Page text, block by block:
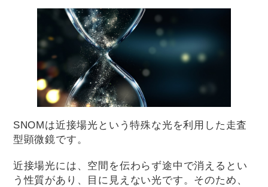
SNOMは近接場光という特殊な光を利用した走査
型顕微鏡です。
近接場光には、空間を伝わらず途中で消えるとい
う性質があり、目に見えない光です。そのため、